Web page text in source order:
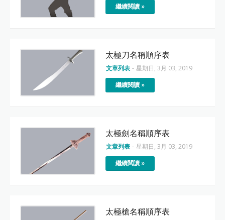
繼續閱讀 »
太極刀名稱順序表
文章列表 - 星期日, 3月 03, 2019
繼續閱讀 »
太極劍名稱順序表
文章列表 - 星期日, 3月 03, 2019
繼續閱讀 »
太極槍名稱順序表